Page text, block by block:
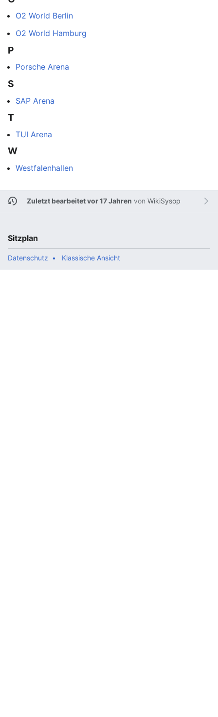
O2 World Berlin
O2 World Hamburg
P
Porsche Arena
S
SAP Arena
T
TUI Arena
W
Westfalenhallen
Zuletzt bearbeitet vor 17 Jahren von WikiSysop
Sitzplan
Datenschutz Klassische Ansicht